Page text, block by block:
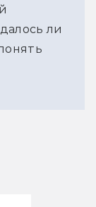
ли